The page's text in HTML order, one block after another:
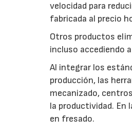
velocidad para
fabricada al precio
Otros productos
incluso accediendo
Al integrar los
producción, las
mecanizado,
la productividad. En
en fresado.